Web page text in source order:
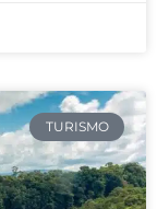
TURISMO